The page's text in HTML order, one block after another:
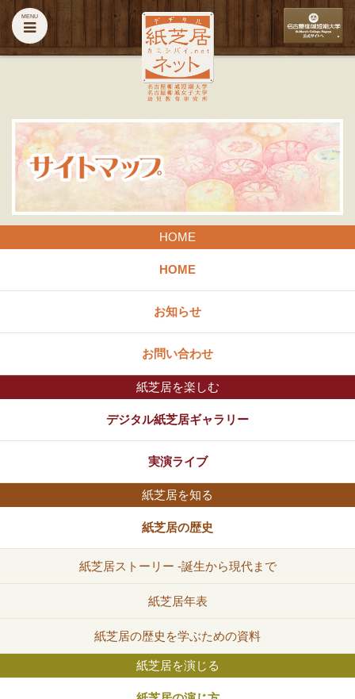
MENU
HOME
HOME
お知らせ
お問い合わせ
紙芝居を楽しむ
デジタル紙芝居ギャラリー
実演ライブ
紙芝居を知る
紙芝居の歴史
紙芝居ストーリー -誕生から現代まで
紙芝居年表
紙芝居の歴史を学ぶための資料
紙芝居を演じる